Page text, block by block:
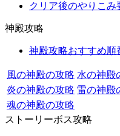
クリア後のやりこみ
神殿攻略
神殿攻略おすすめ順
風の神殿の攻略 水の神殿
炎の神殿の攻略 雷の神殿
魂の神殿の攻略
ストーリーボス攻略